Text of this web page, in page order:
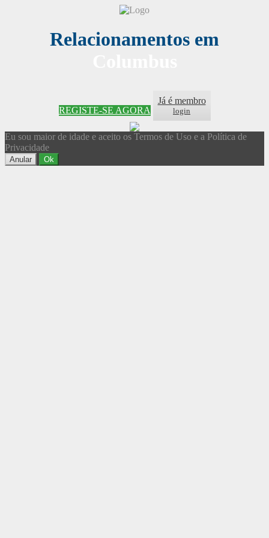
Relacionamentos em
REGISTE-SE AGORA
Já é membro
login
Eu sou maior de idade e aceito os Termos de Uso e a Política de
Privacidade
Anular Ok